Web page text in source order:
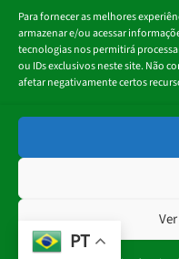
Para fornecer as melhores
armazenar e/ou acessar
tecnologias nos permitirá
ou IDs exclusivos neste site. Não
afetar negativamente certos
Digite
mail…
Portal
PT